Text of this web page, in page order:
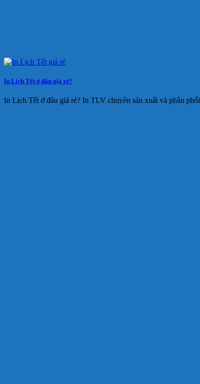
In Lịch Tết ở đâu giá rẻ?
In Lịch Tết ở đâu giá rẻ? In TLV chuyên sản xuất và phân phối